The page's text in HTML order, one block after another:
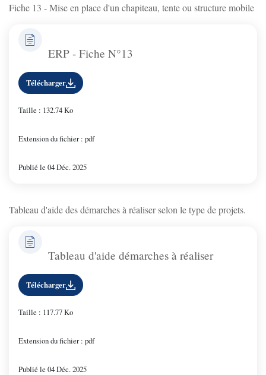
Fiche 13 - Mise en place d'un chapiteau, tente ou structure mobile
ERP - Fiche N°13
Télécharger
Taille : 132.74 Ko
Extension du fichier : pdf
Publié le 04 Déc. 2025
Tableau d'aide des démarches à réaliser selon le type de projets.
Tableau d'aide démarches à réaliser
Télécharger
Taille : 117.77 Ko
Extension du fichier : pdf
Publié le 04 Déc. 2025